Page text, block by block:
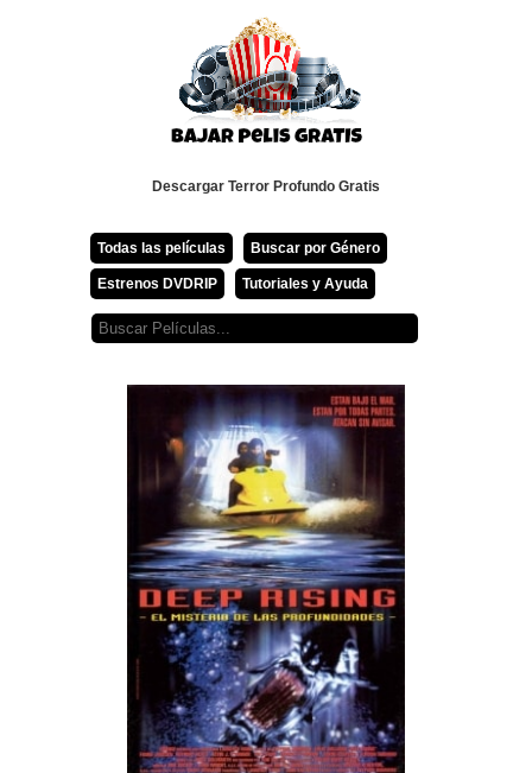
Descargar Terror Profundo Gratis
Todas las películas Buscar por Género
Estrenos DVDRIP Tutoriales y Ayuda